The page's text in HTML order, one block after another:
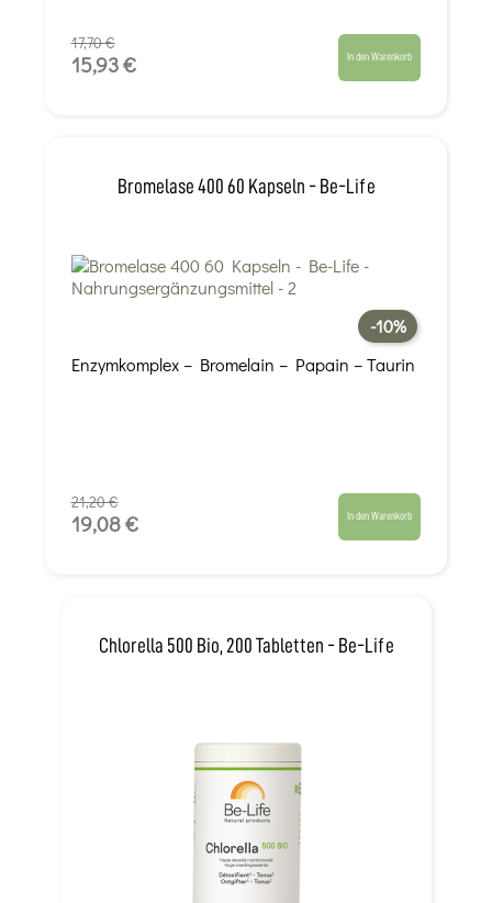
17,70 €
15,93 € In den Warenkorb
Bromelase 400 60 Kapseln - Be-Life
-10%
Enzymkomplex – Bromelain – Papain – Taurin
21,20 €
19,08 € In den Warenkorb
Chlorella 500 Bio, 200 Tabletten - Be-Life